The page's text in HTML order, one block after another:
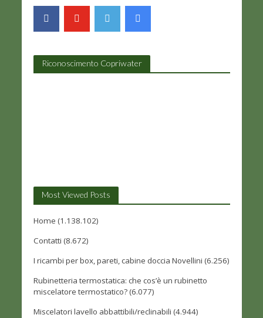
Riconoscimento Copriwater
Most Viewed Posts
Home (1.138.102)
Contatti (8.672)
I ricambi per box, pareti, cabine doccia Novellini (6.256)
Rubinetteria termostatica: che cos’è un rubinetto
miscelatore termostatico?(6.077)
Miscelatori lavello abbattibili/reclinabili (4.944)